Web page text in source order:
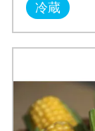
津別町 送
冷蔵